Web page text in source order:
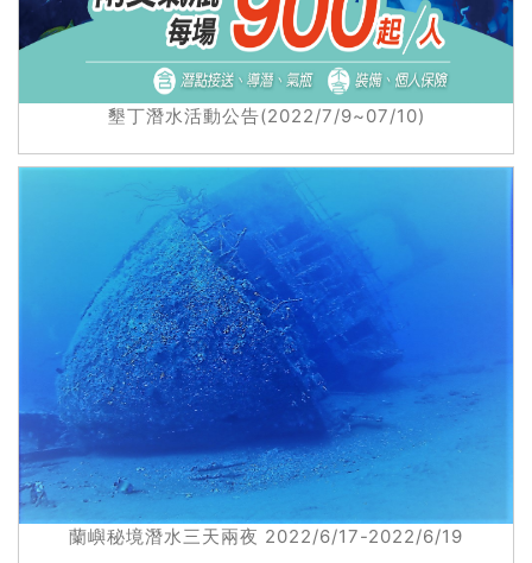
墾丁潛水活動公告(2022/7/9~07/10)
蘭嶼秘境潛水三天兩夜 2022/6/17-2022/6/19